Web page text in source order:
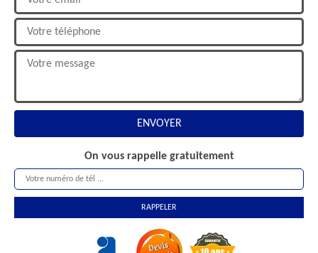
On vous rappelle gratuitement